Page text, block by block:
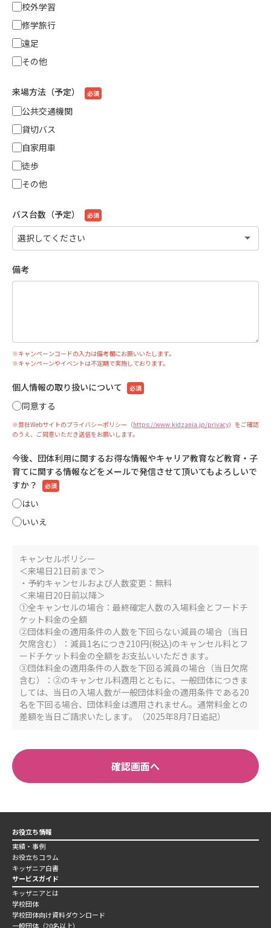
校外学習
修学旅行
遠足
その他
来場方法（予定） 必須
公共交通機関
貸切バス
自家用車
徒歩
その他
バス台数（予定） 必須
備考
※キャンペーンコードの入力は備考欄にお願いいたします。
※キャンペーンやイベントは不定期で実施しております。
個人情報の取り扱いについて 必須
同意する
※弊社Webサイトのプライバシーポリシー（https://www.kidzania.jp/privacy）をご確認
のうえ、ご同意いただき送信をお願いします。
今後、団体利用に関するお得な情報やキャリア教育など教育・子
育てに関する情報などをメールで発信させて頂いてもよろしいで
すか？
必須
はい
いいえ
キャンセルポリシー
＜来場日21日前まで＞
・予約キャンセルおよび人数変更：無料
＜来場日20日前以降＞
①全キャンセルの場合：最終確定人数の入場料金とフードチ
ケット料金の全額
②団体料金の適用条件の人数を下回らない減員の場合（当日
欠席含む）：減員1名につき210円(税込)のキャンセル料とフ
ードチケット料金の全額をお支払いいただきます。
③団体料金の適用条件の人数を下回る減員の場合（当日欠席
含む）：②のキャンセル料適用とともに、一般団体につきま
しては、当日の入場人数が一般団体料金の適用条件である20
名を下回る場合、団体料金は適用されません。通常料金との
差額を当日ご請求いたします。（2025年8月7日追記）
確認画面へ
お役立ち情報
実績・事例
お役立ちコラム
キッザニア白書
サービスガイド
キッザニアとは
学校団体
学校団体向け資料ダウンロード
一般団体（20名以上）